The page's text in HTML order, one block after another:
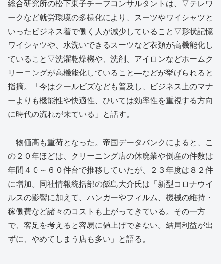
総合研究所の松下東子チーフコンサルタントは、▽テレワ
ークなど就労環境の多様化により、スーツやワイシャツと
いったビジネス着で働く人が減少していること▽形状記憶
ワイシャツや、水洗いできるスーツなど衣類が高機能化し
ていること▽洗濯乾燥機や、洗剤、アイロンなどホームク
リーニングが高機能化していること―などが挙げられると
指摘。「今はクールビズなども普及し、ビジネス上のマナ
ーよりも機能性や快適性、ひいては効率性を重視する方向
に時代の流れが来ている」と話す。
物価高も重荷となった。帝国データバンクによると、こ
の２０年ほどは、クリーニング店の休廃業や倒産の件数は
年間４０～６０件台で推移していたが、２３年度は８２件
に増加。同社情報統括部の飯島大介氏は「新型コロナウイ
ルスの影響に加えて、ハンガーやフィルム、機械の維持・
稼働費など諸々のコストも上がってきている。その一方
で、客足を考えると容易に値上げできない。結局利益が出
ずに、やめてしまう店も多い」と語る。